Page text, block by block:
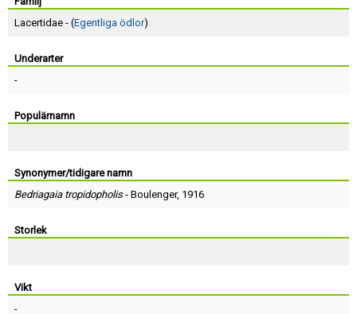
Lacertidae - (Egentliga ödlor)
Underarter
-
Populärnamn
Synonymer/tidigare namn
Bedriagaia tropidopholis- Boulenger, 1916
Storlek
Vikt
-